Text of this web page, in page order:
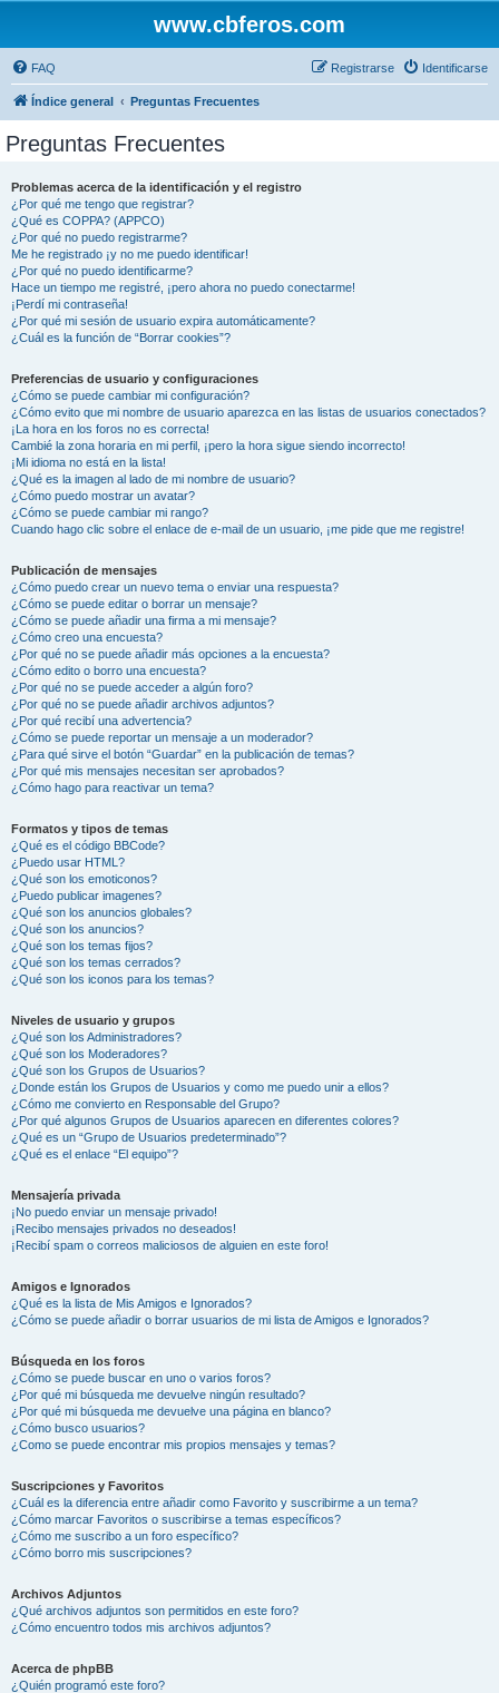
www.cbferos.com
FAQ Identificarse
Registrarse
Índice general Preguntas Frecuentes
Preguntas Frecuentes
Problemas acerca de la identificación y el registro
¿Por qué me tengo que registrar?
¿Qué es COPPA? (APPCO)
¿Por qué no puedo registrarme?
Me he registrado ¡y no me puedo identificar!
¿Por qué no puedo identificarme?
Hace un tiempo me registré, ¡pero ahora no puedo conectarme!
¡Perdí mi contraseña!
¿Por qué mi sesión de usuario expira automáticamente?
¿Cuál es la función de “Borrar cookies”?
Preferencias de usuario y configuraciones
¿Cómo se puede cambiar mi configuración?
¿Cómo evito que mi nombre de usuario aparezca en las listas de usuarios conectados?
¡La hora en los foros no es correcta!
Cambié la zona horaria en mi perfil, ¡pero la hora sigue siendo incorrecto!
¡Mi idioma no está en la lista!
¿Qué es la imagen al lado de mi nombre de usuario?
¿Cómo puedo mostrar un avatar?
¿Cómo se puede cambiar mi rango?
Cuando hago clic sobre el enlace de e-mail de un usuario, ¡me pide que me registre!
Publicación de mensajes
¿Cómo puedo crear un nuevo tema o enviar una respuesta?
¿Cómo se puede editar o borrar un mensaje?
¿Cómo se puede añadir una firma a mi mensaje?
¿Cómo creo una encuesta?
¿Por qué no se puede añadir más opciones a la encuesta?
¿Cómo edito o borro una encuesta?
¿Por qué no se puede acceder a algún foro?
¿Por qué no se puede añadir archivos adjuntos?
¿Por qué recibí una advertencia?
¿Cómo se puede reportar un mensaje a un moderador?
¿Para qué sirve el botón “Guardar” en la publicación de temas?
¿Por qué mis mensajes necesitan ser aprobados?
¿Cómo hago para reactivar un tema?
Formatos y tipos de temas
¿Qué es el código BBCode?
¿Puedo usar HTML?
¿Qué son los emoticonos?
¿Puedo publicar imagenes?
¿Qué son los anuncios globales?
¿Qué son los anuncios?
¿Qué son los temas fijos?
¿Qué son los temas cerrados?
¿Qué son los iconos para los temas?
Niveles de usuario y grupos
¿Qué son los Administradores?
¿Qué son los Moderadores?
¿Qué son los Grupos de Usuarios?
¿Donde están los Grupos de Usuarios y como me puedo unir a ellos?
¿Cómo me convierto en Responsable del Grupo?
¿Por qué algunos Grupos de Usuarios aparecen en diferentes colores?
¿Qué es un “Grupo de Usuarios predeterminado”?
¿Qué es el enlace “El equipo”?
Mensajería privada
¡No puedo enviar un mensaje privado!
¡Recibo mensajes privados no deseados!
¡Recibí spam o correos maliciosos de alguien en este foro!
Amigos e Ignorados
¿Qué es la lista de Mis Amigos e Ignorados?
¿Cómo se puede añadir o borrar usuarios de mi lista de Amigos e Ignorados?
Búsqueda en los foros
¿Cómo se puede buscar en uno o varios foros?
¿Por qué mi búsqueda me devuelve ningún resultado?
¿Por qué mi búsqueda me devuelve una página en blanco?
¿Cómo busco usuarios?
¿Como se puede encontrar mis propios mensajes y temas?
Suscripciones y Favoritos
¿Cuál es la diferencia entre añadir como Favorito y suscribirme a un tema?
¿Cómo marcar Favoritos o suscribirse a temas específicos?
¿Cómo me suscribo a un foro específico?
¿Cómo borro mis suscripciones?
Archivos Adjuntos
¿Qué archivos adjuntos son permitidos en este foro?
¿Cómo encuentro todos mis archivos adjuntos?
Acerca de phpBB
¿Quién programó este foro?